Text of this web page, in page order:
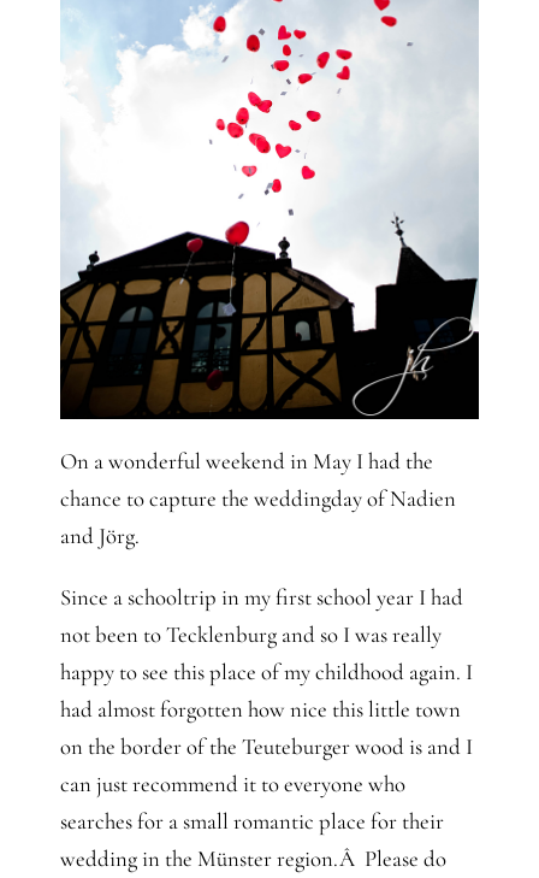
On a wonderful weekend in May I had the
chance to capture the weddingday of Nadien
and Jörg.
Since a schooltrip in my first school year I had
not been to Tecklenburg and so I was really
happy to see this place of my childhood again. I
had almost forgotten how nice this little town
on the border of the Teuteburger wood is and I
can just recommend it to everyone who
searches for a small romantic place for their
wedding in the Münster region.Â Please do